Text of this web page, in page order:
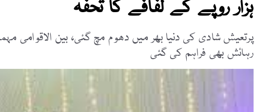
ہزار روپے کے لفافے کا تحفہ
پرتعیش شادی کی دنیا بھر میں دھوم مچ گئی، بین الاقوامی
رہائش بھی فراہم کی گئی